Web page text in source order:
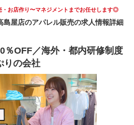
・お店作り〜マネジメントまでお任せします◎
島屋店のアパレル販売の求人情報詳細
OFF／海外・都内研修制度
りの会社